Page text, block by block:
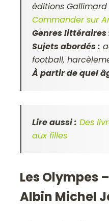
éditions Gallimard
Commander sur
Genres littéraires
Sujets abordés :
football,
À partir de quel
Lire aussi : Des
aux filles
Les Olympes
Albin Michel